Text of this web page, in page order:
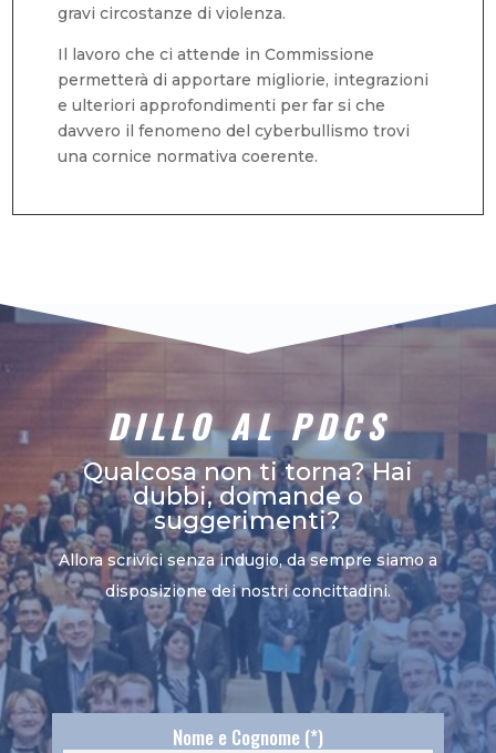
gravi circostanze di violenza.
Il lavoro che ci attende in Commissione
permetterà di apportare migliorie, integrazioni
e ulteriori approfondimenti per far si che
davvero il fenomeno del cyberbullismo trovi
una cornice normativa coerente.
DILLO AL PDCS
Qualcosa non ti torna? Hai
dubbi, domande o
suggerimenti?
Allora scrivici senza indugio, da sempre siamo a
disposizione dei nostri concittadini.
Nome e Cognome (*)